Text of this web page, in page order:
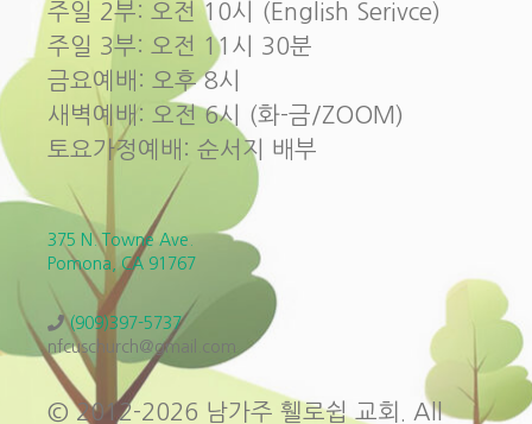
주일 2부: 오전 10시 (English Serivce)
주일 3부: 오전 11시 30분
금요예배: 오후 8시
새벽예배: 오전 6시 (화-금/ZOOM)
토요가정예배: 순서지 배부
375 N. Towne Ave.
Pomona, CA 91767
(909)397-5737
nfcuschurch@gmail.com
© 2012-2026 남가주 휄로쉽 교회. All